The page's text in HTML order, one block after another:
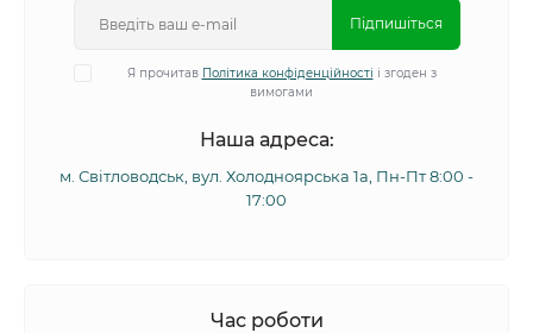
Підпишіться
Я прочитав Політика конфіденційності і згоден з
вимогами
Наша адреса:
м. Світловодськ, вул. Холодноярська 1а, Пн-Пт 8:00 -
17:00
Час роботи